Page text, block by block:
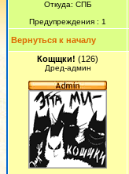
Откуда: СПБ
Предупреждения : 1
Вернуться к началу
Кощщки! (126)
Дред-админ